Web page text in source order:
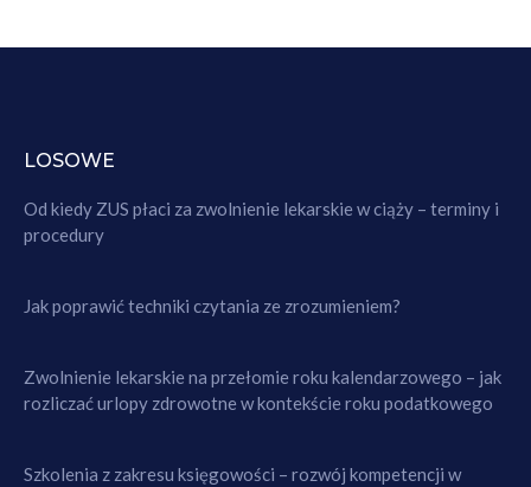
LOSOWE
Od kiedy ZUS płaci za zwolnienie lekarskie w ciąży – terminy i
procedury
Jak poprawić techniki czytania ze zrozumieniem?
Zwolnienie lekarskie na przełomie roku kalendarzowego – jak
rozliczać urlopy zdrowotne w kontekście roku podatkowego
Szkolenia z zakresu księgowości – rozwój kompetencji w